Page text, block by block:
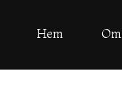
Hem Om